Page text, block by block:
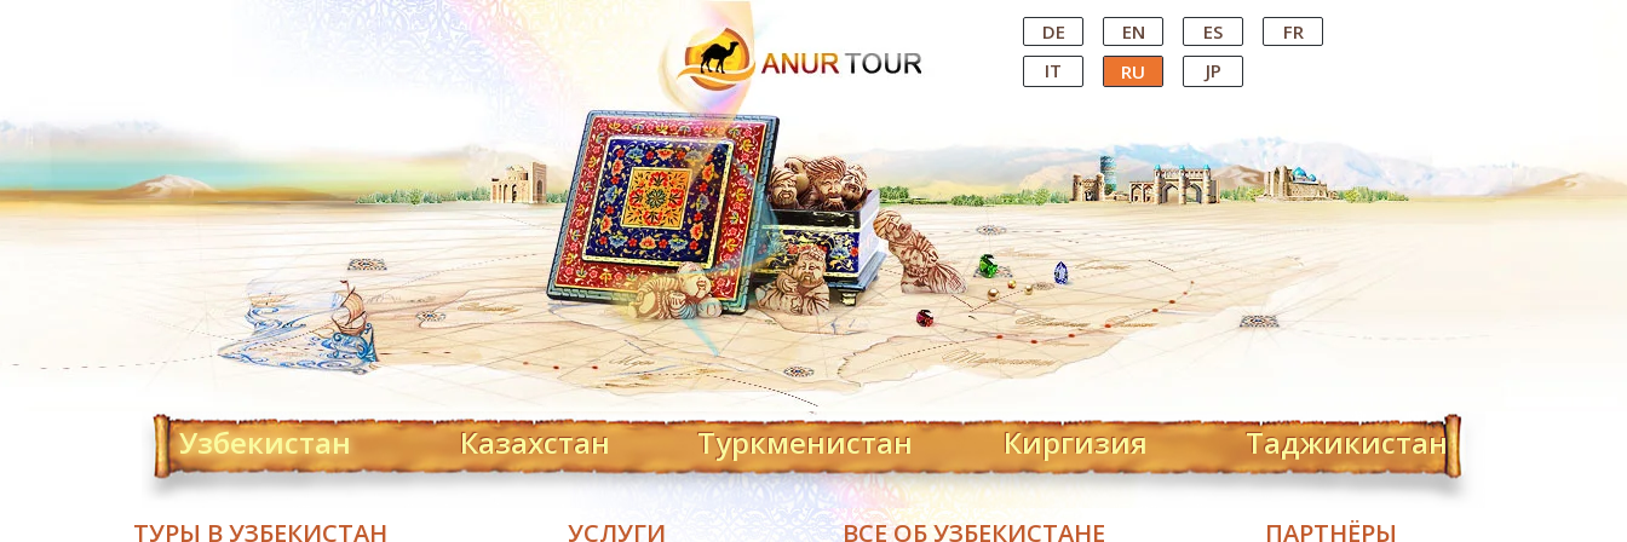
Central Asian Tour Operator DE EN ES
FR
IT
RU JP
Узбекистан Казахстан Туркменистан Киргизия Таджикистан
ТУРЫ В УЗБЕКИСТАН УСЛУГИ ВСЕ ОБ УЗБЕКИСТАНЕ ПАРТНЁРЫ